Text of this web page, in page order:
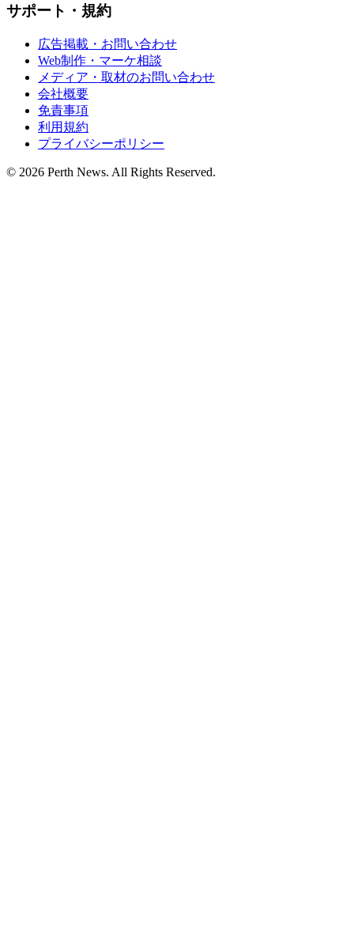
サポート・規約
広告掲載・お問い合わせ
Web制作・マーケ相談
メディア・取材のお問い合わせ
会社概要
免責事項
利用規約
プライバシーポリシー
© 2026 Perth News. All Rights Reserved.